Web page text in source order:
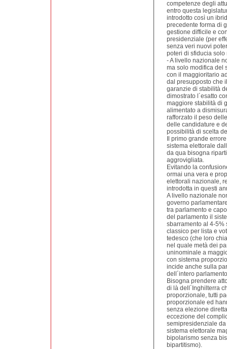
competenze degli
entro questa
introdotto così un
precedente forma di
gestione difficile e
presidenziale (per
senza veri nuovi
poteri di sfiducia solo
- A livello nazionale
ma solo modifica del
con il maggioritario
dal presupposto che
garanzie di stabilità
dimostrato l´esatto
maggiore stabilità di
alimentato a
rafforzato il peso
delle candidature e
possibilità di scelta
Il primo grande
sistema elettorale
da qua bisogna
aggrovigliata.
Evitando la
ormai una vera e
elettorali nazionale,
introdotta in questi
A livello nazionale
governo
tra parlamento e
del parlamento il
sbarramento al 4-
classico per lista e
tedesco (che loro
nel quale metà dei
uninominale a
con sistema
incide anche sulla
dell´intero
Bisogna prendere
di là dell´Inghilterra
proporzionale, tutti
proporzionale ed
senza elezione
eccezione del
semipresidenziale
sistema elettorale
bipolarismo senza
bipartitismo).